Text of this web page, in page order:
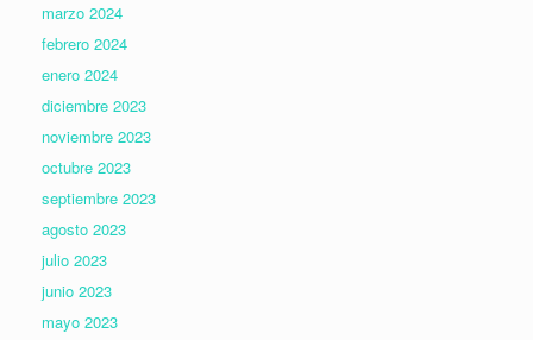
marzo 2024
febrero 2024
enero 2024
diciembre 2023
noviembre 2023
octubre 2023
septiembre 2023
agosto 2023
julio 2023
junio 2023
mayo 2023